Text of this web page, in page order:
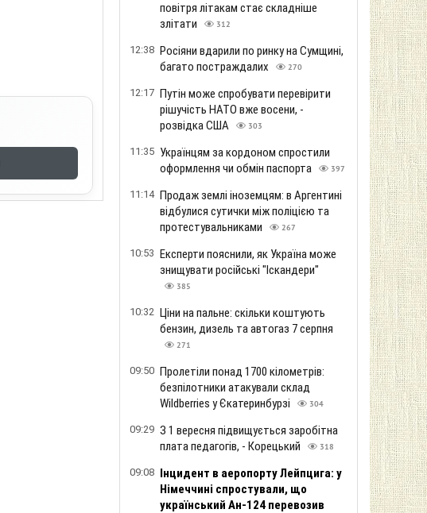
повітря літакам стає складніше
злітати
312
12:38 Росіяни вдарили по ринку на Сумщині,
багато постраждалих
270
12:17 Путін може спробувати перевірити
рішучість НАТО вже восени, -
розвідка США
303
11:35 Українцям за кордоном спростили
оформлення чи обмін паспорта
397
11:14 Продаж землі іноземцям: в Аргентині
відбулися сутички між поліцією та
протестувальниками
267
10:53 Експерти пояснили, як Україна може
знищувати російські "Іскандери"
385
10:32 Ціни на пальне: скільки коштують
бензин, дизель та автогаз 7 серпня
271
09:50 Пролетіли понад 1700 кілометрів:
безпілотники атакували склад
Wildberries у Єкатеринбурзі
304
09:29 З 1 вересня підвищується заробітна
плата педагогів, - Корецький
318
09:08 Інцидент в аеропорту Лейпцига: у
Німеччині спростували, що
український Ан-124 перевозив